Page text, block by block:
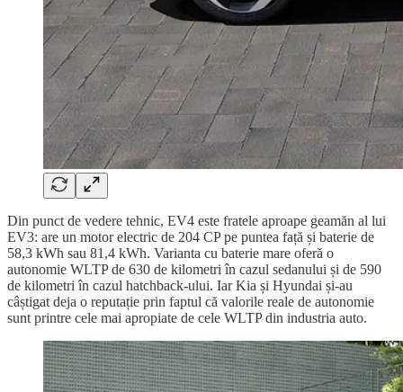
Din punct de vedere tehnic, EV4 este fratele aproape geamăn al lui
EV3: are un motor electric de 204 CP pe puntea față și baterie de
58,3 kWh sau 81,4 kWh. Varianta cu baterie mare oferă o
autonomie WLTP de 630 de kilometri în cazul sedanului și de 590
de kilometri în cazul hatchback-ului. Iar Kia și Hyundai și-au
câștigat deja o reputație prin faptul că valorile reale de autonomie
sunt printre cele mai apropiate de cele WLTP din industria auto.